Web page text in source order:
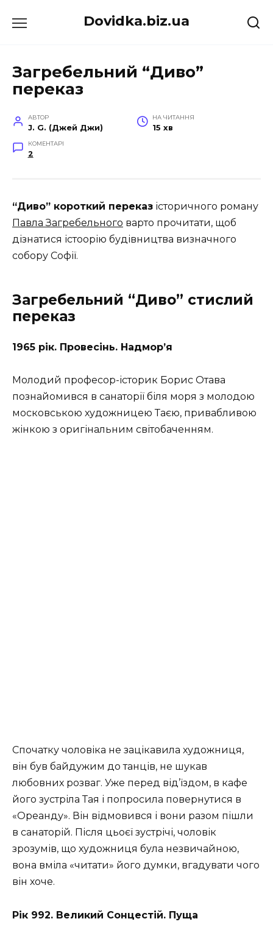
до
Dovidka.biz.ua
Загребельний “Диво”
переказ
АВТОР
J. G. (Джей Джи)
НА ЧИТАННЯ
15 хв
КОМЕНТАРІ
2
“Диво” короткий переказ історичного роману
Павла Загребельного варто прочитати, щоб
дізнатися істоорію будівництва визначного
собору Софії.
Загребельний “Диво” стислий
переказ
1965 рік. Провесінь. Надмор’я
Молодий професор-історик Борис Отава
познайомився в санаторії біля моря з молодою
московською художницею Таєю, привабливою
жінкою з оригінальним світобаченням.
Спочатку чоловіка не зацікавила художниця,
він був байдужим до танців, не шукав
любовних розваг. Уже перед від’їздом, в кафе
його зустріла Тая і попросила повернутися в
«Ореанду». Він відмовився і вони разом пішли
в санаторій. Після цьоєї зустрічі, чоловік
зрозумів, що художниця була незвичайною,
вона вміла «читати» його думки, вгадувати чого
він хоче.
Рік 992. Великий Сонцестій. Пуща